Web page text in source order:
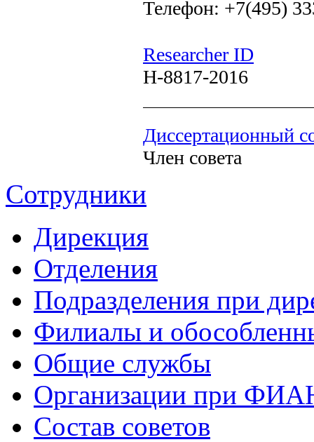
Телефон: +7(495)
Researcher ID
H-8817-2016
Диссертационный
Член совета
Сотрудники
Дирекция
Отделения
Подразделения при
Филиалы и
Общие службы
Организации при
Состав советов